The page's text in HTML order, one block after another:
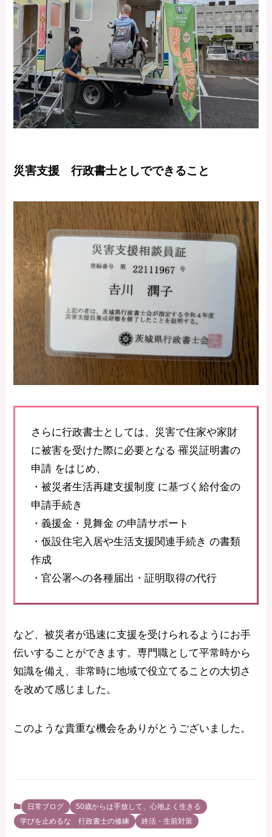
災害支援 行政書士としでできること
さらに行政書士としては、災害で住家や家財
に被害を受けた際に必要となる 罹災証明書の
申請 をはじめ、
・被災者生活再建支援制度 に基づく給付金の
申請手続き
・義援金・見舞金 の申請サポート
・仮設住宅入居や生活支援関連手続き の書類
作成
・官公署への各種届出・証明取得の代行
など、被災者が迅速に支援を受けられるようにお手
伝いすることができます。専門職として平常時から
知識を備え、非常時に地域で役立てることの大切さ
を改めて感じました。
このような貴重な機会をありがとうございました。
日常ブログ
50歳からは手放して、心地よく生きる
学びを止めるな 行政書士の修練
終活・生前対策